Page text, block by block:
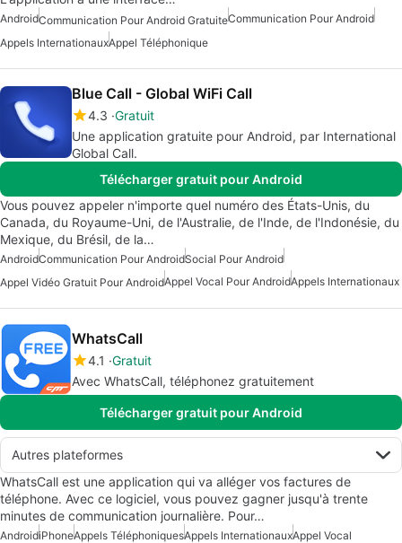
AndroidCommunication Pour Android GratuiteCommunication Pour Android
Appels InternationauxAppel Téléphonique
Blue Call - Global WiFi Call
4.3 Gratuit
Une application gratuite pour Android, par International
Global Call.
Télécharger gratuit pour Android
Vous pouvez appeler n'importe quel numéro des États-Unis, du
Canada, du Royaume-Uni, de l'Australie, de l'Inde, de l'Indonésie, du
Mexique, du Brésil, de la…
AndroidCommunication Pour AndroidSocial Pour Android
Appel Vidéo Gratuit Pour AndroidAppel Vocal Pour AndroidAppels Internationaux
WhatsCall
4.1 Gratuit
Avec WhatsCall, téléphonez gratuitement
Télécharger gratuit pour Android
Autres plateformes
WhatsCall est une application qui va alléger vos factures de
téléphone. Avec ce logiciel, vous pouvez gagner jusqu'à trente
minutes de communication journalière. Pour…
AndroidiPhoneAppels TéléphoniquesAppels InternationauxAppel Vocal